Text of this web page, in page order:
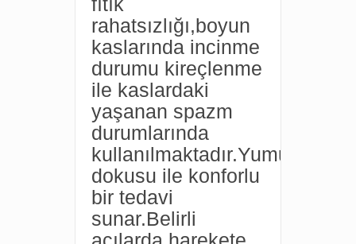
rahatsızlığı,boyun
kaslarında incinme
durumu kireçlenme
ile kaslardaki
yaşanan spazm
durumlarında
kullanılmaktadır.Yumuşak
dokusu ile konforlu
bir tedavi
sunar.Belirli